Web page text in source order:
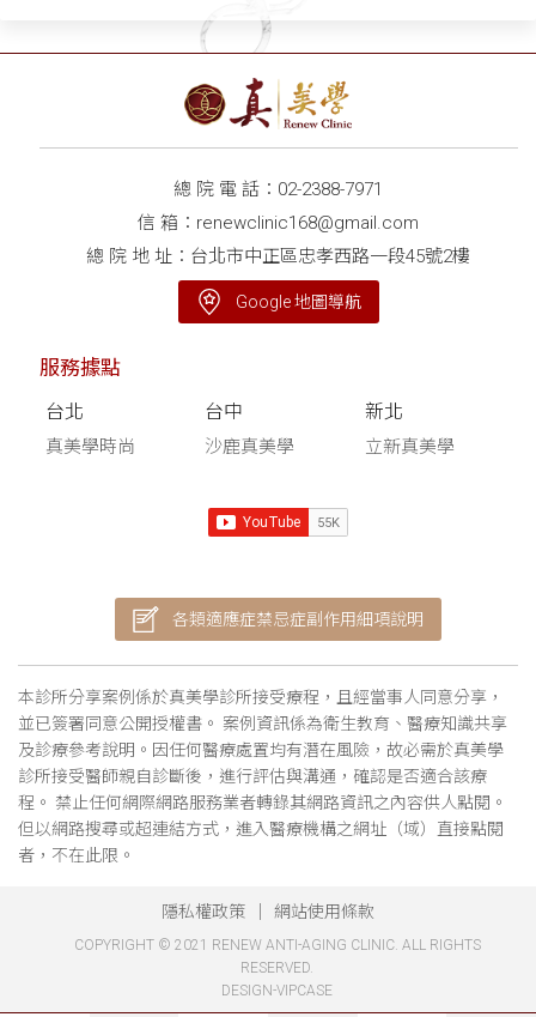
總 院 電 話： 02-2388-7971
信 箱： renewclinic168@gmail.com
總 院 地 址：台北市中正區忠孝西路一段45號2樓
Google 地圖導航
服務據點
台北
真美學時尚
台中
沙鹿真美學
新北
立新真美學
各類適應症禁忌症副作用細項說明
本診所分享案例係於真美學診所接受療程，且經當事人同意分享，
並已簽署同意公開授權書。 案例資訊係為衛生教育、醫療知識共享
及診療參考說明。因任何醫療處置均有潛在風險，故必需於真美學
診所接受醫師親自診斷後，進行評估與溝通，確認是否適合該療
程。 禁止任何網際網路服務業者轉錄其網路資訊之內容供人點閱。
但以網路搜尋或超連結方式，進入醫療機構之網址（域）直接點閱
者，不在此限。
隱私權政策 網站使用條款
COPYRIGHT © 2021 RENEW ANTI-AGING CLINIC. ALL RIGHTS
RESERVED.
DESIGN-VIPCASE